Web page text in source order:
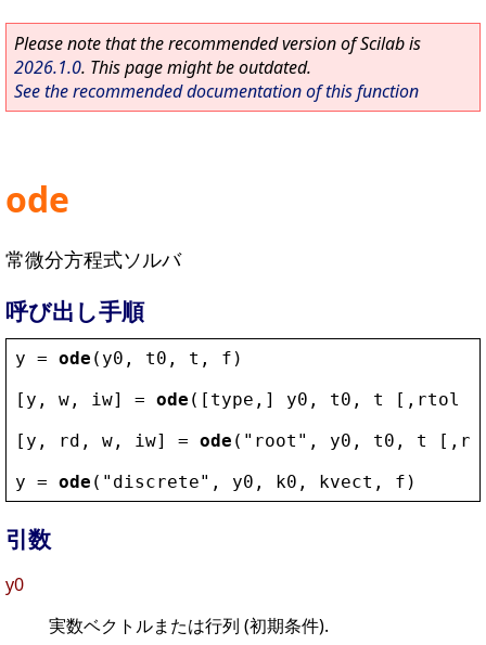
Please note that the recommended version of Scilab is
2026.1.0. This page might be outdated.
See the recommended documentation of this function
ode
常微分方程式ソルバ
呼び出し手順
y = ode ( y0 , t0 , t , f )
[ y , w , iw] = ode ([ type ,] y0 , t0 , t [, rtol
[ y , rd , w , iw] = ode ( " root " , y0 , t0 , t [,
y = ode ( " discrete" , y0 , k0 , kvect , f )
引数
y0
実数ベクトルまたは行列 (初期条件).